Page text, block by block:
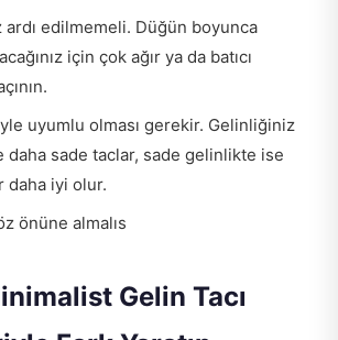
ardı edilmemeli. Düğün boyunca
için çok ağır ya da batıcı
uyumlu olması gerekir. Gelinliğiniz
daha sade taclar, sade gelinlikte ise
daha iyi olur.
önüne almalıs
Gelin Tacı